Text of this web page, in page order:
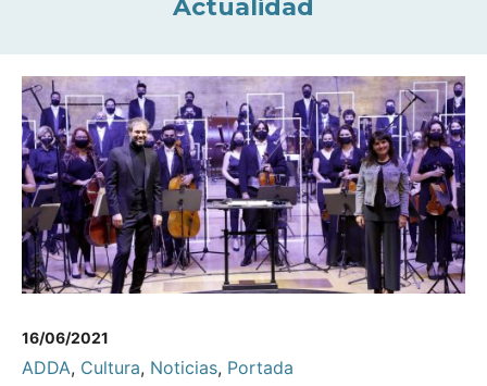
Actualidad
16/06/2021
ADDA, Cultura, Noticias, Portada